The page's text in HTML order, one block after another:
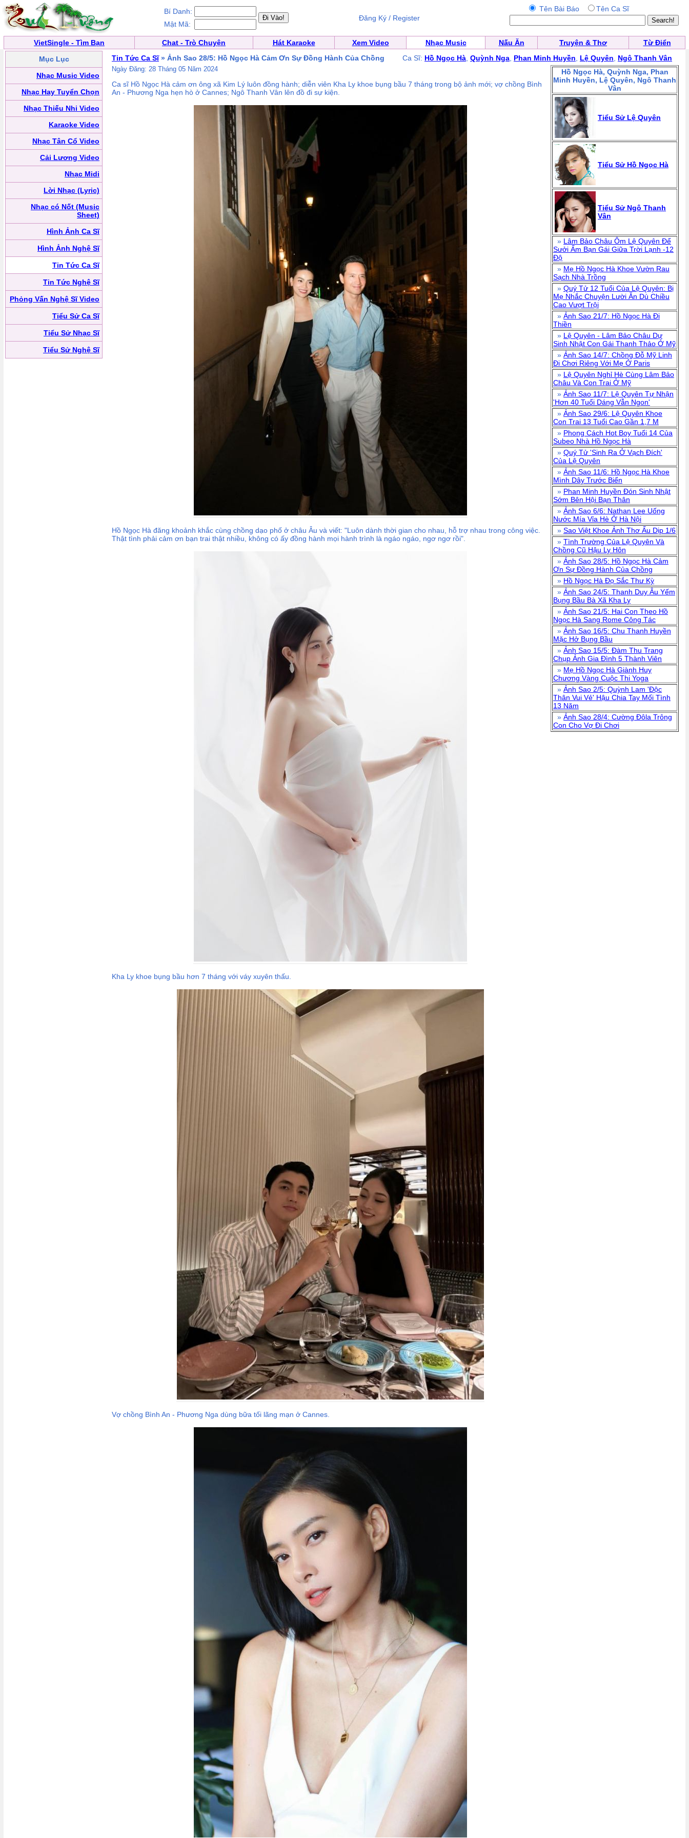
Bí Danh:
Mật Mã:
Đăng Ký / Register
Tên Bài Báo Tên Ca Sĩ
VietSingle - Tìm Bạn Chat - Trò Chuyện Hát Karaoke Xem Video Nhạc Music Nấu Ăn Truyện & Thơ
Từ Điển
Mục Lục
Nhạc Music Video
Nhạc Hay Tuyển Chọn
Nhạc Thiếu Nhi Video
Karaoke Video
Nhạc Tân Cổ Video
Cải Lương Video
Nhạc Midi
Lời Nhạc (Lyric)
Nhạc có Nốt (Music
Sheet)
Hình Ảnh Ca Sĩ
Hình Ảnh Nghệ Sĩ
Tin Tức Ca Sĩ
Tin Tức Nghệ Sĩ
Phỏng Vấn Nghệ Sĩ Video
Tiểu Sử Ca Sĩ
Tiểu Sử Nhạc Sĩ
Tiểu Sử Nghệ Sĩ
Tin Tức Ca Sĩ» Ảnh Sao 28/5: Hồ Ngọc Hà Cảm Ơn Sự Đồng Hành Của Chồng Ca Sĩ: Hồ Ngọc Hà Quỳnh Nga Phan Minh Huyền Lệ Quyên Ngô Thanh Vân
Ngày Đăng: 28 Tháng 05 Năm 2024
Ca sĩ Hồ Ngọc Hà cảm ơn ông xã Kim Lý luôn đồng hành; diễn viên Kha Ly khoe bụng bầu 7 tháng trong bộ ảnh mới; vợ chồng Bình
An - Phương Nga hẹn hò ở Cannes; Ngô Thanh Vân lên đồ đi sự kiện.
Hồ Ngọc Hà đăng khoảnh khắc cùng chồng dạo phố ở châu Âu và viết: "Luôn dành thời gian cho nhau, hỗ trợ nhau trong công việc.
Thật tình phải cảm ơn bạn trai thật nhiều, không có ấy đồng hành mọi hành trình là ngáo ngáo, ngơ ngơ rồi".
Kha Ly khoe bụng bầu hơn 7 tháng với váy xuyên thấu.
Vợ chồng Bình An - Phương Nga dùng bữa tối lãng mạn ở Cannes.
Hồ Ngọc Hà, Quỳnh Nga, Phan
Minh Huyền, Lệ Quyên, Ngô Thanh
Vân
Tiểu Sử Lệ Quyên
Tiểu Sử Hồ Ngọc Hà
Tiểu Sử Ngô Thanh
Vân
» Lâm Bảo Châu Ôm Lệ Quyên Để
Sưởi Ấm Bạn Gái Giữa Trời Lạnh -12
Độ
» Mẹ Hồ Ngọc Hà Khoe Vườn Rau
Sạch Nhà Trồng
» Quý Tử 12 Tuổi Của Lệ Quyên: Bị
Mẹ Nhắc Chuyện Lười Ăn Dù Chiều
Cao Vượt Trội
» Ảnh Sao 21/7: Hồ Ngọc Hà Đi
Thiền
» Lệ Quyên - Lâm Bảo Châu Dự
Sinh Nhật Con Gái Thanh Thảo Ở Mỹ
» Ảnh Sao 14/7: Chồng Đỗ Mỹ Linh
Đi Chơi Riêng Với Mẹ Ở Paris
» Lệ Quyên Nghỉ Hè Cùng Lâm Bảo
Châu Và Con Trai Ở Mỹ
» Ảnh Sao 11/7: Lệ Quyên Tự Nhận
'Hơn 40 Tuổi Dáng Vẫn Ngon'
» Ảnh Sao 29/6: Lệ Quyên Khoe
Con Trai 13 Tuổi Cao Gần 1,7 M
» Phong Cách Hot Boy Tuổi 14 Của
Subeo Nhà Hồ Ngọc Hà
» Quý Tử 'Sinh Ra Ở Vạch Đích'
Của Lệ Quyên
» Ảnh Sao 11/6: Hồ Ngọc Hà Khoe
Mình Dây Trước Biển
» Phan Minh Huyền Đón Sinh Nhật
Sớm Bên Hội Bạn Thân
» Ảnh Sao 6/6: Nathan Lee Uống
Nước Mía Vỉa Hè Ở Hà Nội
» Sao Việt Khoe Ảnh Thơ Ấu Dịp 1/6
» Tình Trường Của Lệ Quyên Và
Chồng Cũ Hậu Ly Hôn
» Ảnh Sao 28/5: Hồ Ngọc Hà Cảm
Ơn Sự Đồng Hành Của Chồng
» Hồ Ngọc Hà Đọ Sắc Thư Kỳ
» Ảnh Sao 24/5: Thanh Duy Âu Yếm
Bụng Bầu Bà Xã Kha Ly
» Ảnh Sao 21/5: Hai Con Theo Hồ
Ngọc Hà Sang Rome Công Tác
» Ảnh Sao 16/5: Chu Thanh Huyền
Mặc Hở Bụng Bầu
» Ảnh Sao 15/5: Đàm Thu Trang
Chụp Ảnh Gia Đình 5 Thành Viên
» Mẹ Hồ Ngọc Hà Giành Huy
Chương Vàng Cuộc Thi Yoga
» Ảnh Sao 2/5: Quỳnh Lam 'Độc
Thân Vui Vẻ' Hậu Chia Tay Mối Tình
13 Năm
» Ảnh Sao 28/4: Cường Đôla Trông
Con Cho Vợ Đi Chơi